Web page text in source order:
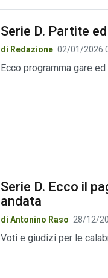
Serie D. Partite
di Redazione 02/01/2026
Ecco programma gare
Serie D. Ecco il
andata
di Antonino Raso 28/12/
Voti e giudizi per le